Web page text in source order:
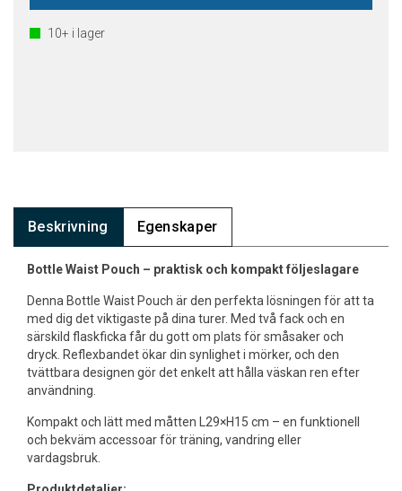
10+ i lager
Beskrivning Egenskaper
Bottle Waist Pouch – praktisk och kompakt följeslagare
Denna Bottle Waist Pouch är den perfekta lösningen för att ta
med dig det viktigaste på dina turer. Med två fack och en
särskild flaskficka får du gott om plats för småsaker och
dryck. Reflexbandet ökar din synlighet i mörker, och den
tvättbara designen gör det enkelt att hålla väskan ren efter
användning.
Kompakt och lätt med måtten L29×H15 cm – en funktionell
och bekväm accessoar för träning, vandring eller
vardagsbruk.